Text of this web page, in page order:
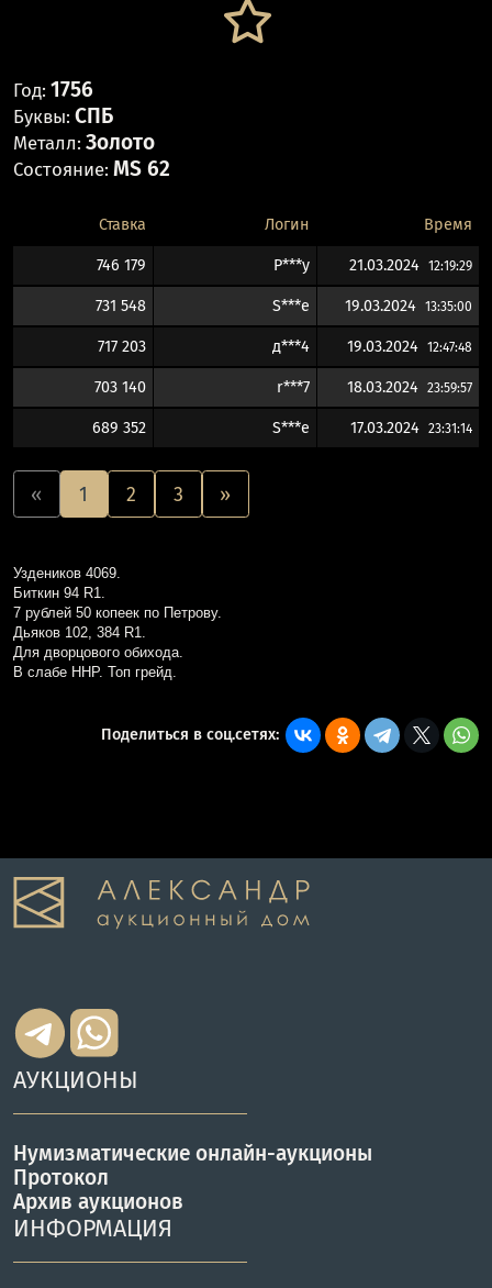
Год: 1756
Буквы: СПБ
Металл: Золото
Состояние: MS 62
Ставка Логин Время
746 179 P***y 21.03.2024 12:19:29
731 548 S***e 19.03.2024 13:35:00
717 203 д***4 19.03.2024 12:47:48
703 140 r***7 18.03.2024 23:59:57
689 352 S***e 17.03.2024 23:31:14
« 1 2 3 »
Уздеников 4069.
Биткин 94 R1.
7 рублей 50 копеек по Петрову.
Дьяков 102, 384 R1.
Для дворцового обихода.
В слабе ННР. Топ грейд.
Поделиться в соц.сетях:
АУКЦИОНЫ
Нумизматические онлайн-аукционы
Протокол
Архив аукционов
ИНФОРМАЦИЯ